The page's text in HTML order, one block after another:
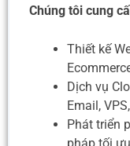
Chúng tôi cung
Thiết kế
Dịch vụ
Email,
Phát triển